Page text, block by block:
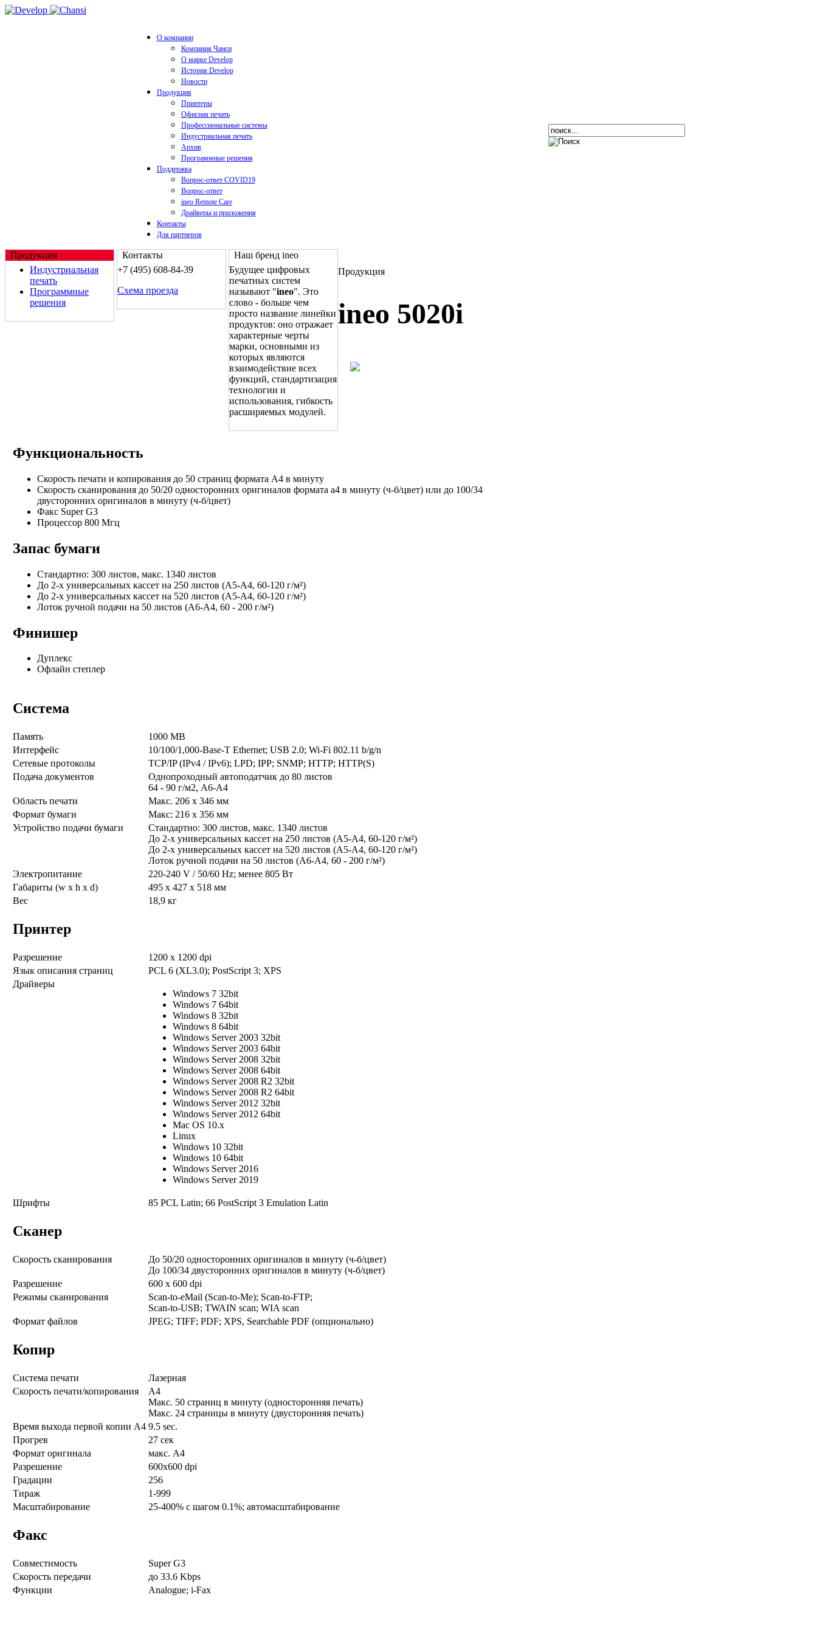
О компании
Компания Чанси
О марке Develop
История Develop
Новости
Продукция
Принтеры
Офисная печать
Профессиональные системы
Индустриальная печать
Архив
Программные решения
Поддержка
Вопрос-ответ COVID19
Вопрос-ответ
ineo Remote Care
Драйверы и приложения
Контакты
Для партнеров
Продукция
Индустриальная
печать
Программные
решения
Контакты
+7 (495) 608-84-39
Схема проезда
Наш бренд ineo
Будущее цифровых
печатных систем
называют "ineo". Это
слово - больше чем
просто название линейки
продуктов: оно отражает
характерные черты
марки, основными из
которых являются
взаимодействие всех
функций, стандартизация
технологии и
использования, гибкость
расширяемых модулей.
Продукция
ineo 5020i
Функциональность
Скорость печати и копирования до 50 страниц формата А4 в минуту
Скорость сканирования до 50/20 односторонних оригиналов формата а4 в минуту (ч-б/цвет) или до 100/34
двусторонних оригиналов в минуту (ч-б/цвет)
Факс Super G3
Процессор 800 Мгц
Запас бумаги
Стандартно: 300 листов, макс. 1340 листов
До 2-х универсальных кассет на 250 листов (A5-A4, 60-120 г/м²)
До 2-х универсальных кассет на 520 листов (A5-A4, 60-120 г/м²)
Лоток ручной подачи на 50 листов (A6-A4, 60 - 200 г/м²)
Финишер
Дуплекс
Офлайн степлер
Система
Память
1000 MB
Интерфейс
10/100/1,000-Base-T Ethernet; USB 2.0; Wi-Fi 802.11 b/g/n
Сетевые протоколы
TCP/IP (IPv4 / IPv6); LPD; IPP; SNMP; HTTP; HTTP(S)
Подача документов
Однопроходный автоподатчик до 80 листов
64 - 90 г/м2, A6-A4
Область печати
Макс. 206 x 346 мм
Формат бумаги
Макс: 216 x 356 мм
Устройство подачи бумаги
Стандартно: 300 листов, макс. 1340 листов
До 2-х универсальных кассет на 250 листов (A5-A4, 60-120 г/м²)
До 2-х универсальных кассет на 520 листов (A5-A4, 60-120 г/м²)
Лоток ручной подачи на 50 листов (A6-A4, 60 - 200 г/м²)
Электропитание
220-240 V / 50/60 Hz; менее 805 Вт
Габариты (w x h x d)
495 x 427 x 518 мм
Вес
18,9 кг
Принтер
Разрешение
1200 x 1200 dpi
Язык описания страниц
PCL 6 (XL3.0); PostScript 3; XPS
Драйверы
Windows 7 32bit
Windows 7 64bit
Windows 8 32bit
Windows 8 64bit
Windows Server 2003 32bit
Windows Server 2003 64bit
Windows Server 2008 32bit
Windows Server 2008 64bit
Windows Server 2008 R2 32bit
Windows Server 2008 R2 64bit
Windows Server 2012 32bit
Windows Server 2012 64bit
Mac OS 10.x
Linux
Windows 10 32bit
Windows 10 64bit
Windows Server 2016
Windows Server 2019
Шрифты 85 PCL Latin; 66 PostScript 3 Emulation Latin
Сканер
Скорость сканирования
До 50/20 односторонних оригиналов в минуту (ч-б/цвет)
До 100/34 двусторонних оригиналов в минуту (ч-б/цвет)
Разрешение
600 x 600 dpi
Режимы сканирования
Scan-to-eMail (Scan-to-Me); Scan-to-FTP;
Scan-to-USB; TWAIN scan; WIA scan
Формат файлов
JPEG; TIFF; PDF; XPS, Searchable PDF (опционально)
Копир
Система печати
Лазерная
Скорость печати/копирования
A4
Макс. 50 страниц в минуту (односторонняя печать)
Макс. 24 страницы в минуту (двусторонняя печать)
Время выхода первой копии А4 9.5 sec.
Прогрев
27 сек
Формат оригинала
макс. A4
Разрешение
600x600 dpi
Градации
256
Тираж
1-999
Масштабирование
25-400% с шагом 0.1%; автомасштабирование
Факс
Совместимость
Super G3
Скорость передачи
до 33.6 Kbps
Функции
Analogue; i-Fax